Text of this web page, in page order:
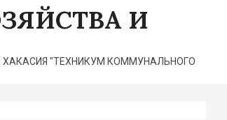
И
"ТЕХНИКУМ КОММУНАЛЬНОГО